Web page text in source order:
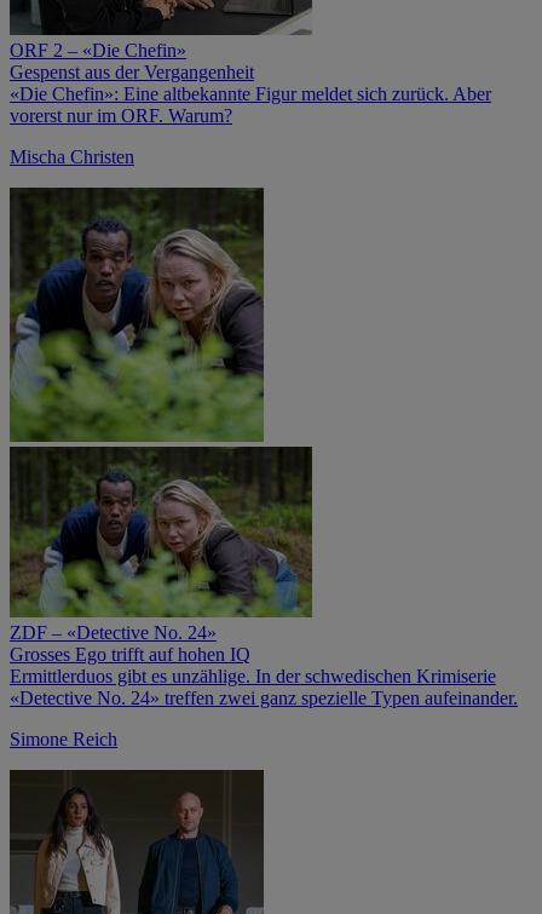
ORF 2 – «Die Chefin»
Gespenst aus der Vergangenheit
«Die Chefin»: Eine altbekannte Figur meldet sich zurück. Aber
vorerst nur im ORF. Warum?
Mischa Christen
ZDF – «Detective No. 24»
Grosses Ego trifft auf hohen IQ
Ermittlerduos gibt es unzählige. In der schwedischen Krimiserie
«Detective No. 24» treffen zwei ganz spezielle Typen aufeinander.
Simone Reich